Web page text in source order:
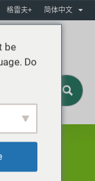
格雷夫+ 简体中文
be
Do